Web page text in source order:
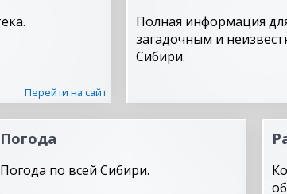
Перейти на сайт
Полная информация
загадочным и
Сибири.
Погода
Погода по всей Сибири.